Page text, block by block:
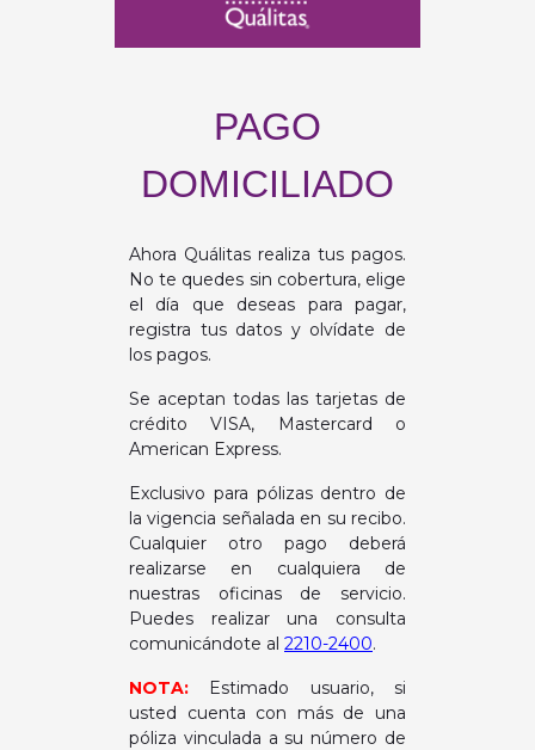
PAGO
DOMICILIADO
Ahora Quálitas realiza tus pagos.
No te quedes sin cobertura, elige
el día que deseas para pagar,
registra tus datos y olvídate de
los pagos.
Se aceptan todas las tarjetas de
crédito VISA, Mastercard o
American Express.
Exclusivo para pólizas dentro de
la vigencia señalada en su recibo.
Cualquier otro pago deberá
realizarse en cualquiera de
nuestras oficinas de servicio.
Puedes realizar una consulta
comunicándote al 2210-2400.
NOTA: Estimado usuario, si
usted cuenta con más de una
póliza vinculada a su número de